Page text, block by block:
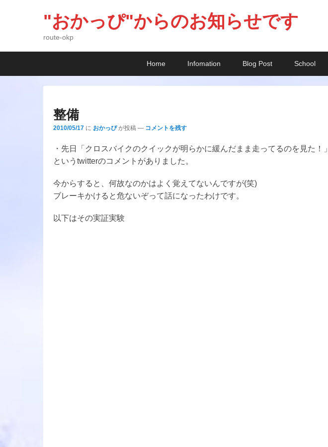
"おかっぴ"からのお知らせです
route-okp
Home Infomation Blog Post School
整備
2010/05/17 に おかっぴ が投稿 — コメントを残す
・先日「クロスバイクのクイックが明らかに緩んだまま走ってるのを見た！」
というtwitterのコメントがありました。
今からすると、何故なのかはよく覚えてないんですが(笑)
ブレーキかけると危ないぞって話になったわけです。
以下はその実証実験